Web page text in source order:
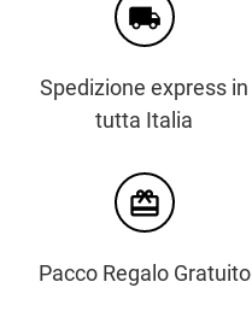
local_shipping
Spedizione express in
tutta Italia
card_giftcard
Pacco Regalo Gratuito